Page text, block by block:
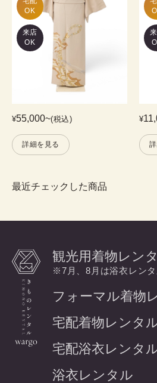
OK
来店
OK
¥55,000~(税込)
詳細を見る
¥
最近チェックした商品
観光用着物レン
※7月、8月は浴衣レン
フォーマル着物
宅配着物レンタ
宅配浴衣レンタ
浴衣レンタル